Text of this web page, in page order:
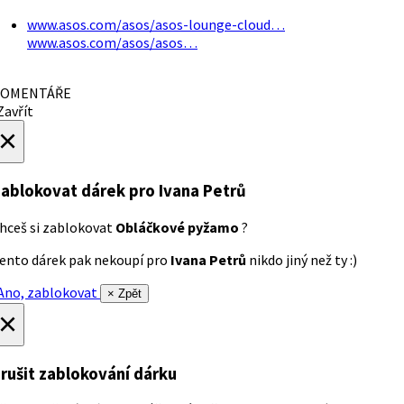
www.asos.com/asos/asos-lounge-cloud…
www.asos.com/asos/asos…
dárek pro Ivana Petrů
si zablokovat Obláčkové pyžamo ?
dárek pak nekoupí pro Ivana Petrů nikdo jiný než ty :)
zablokovat
× Zpět
zablokování dárku